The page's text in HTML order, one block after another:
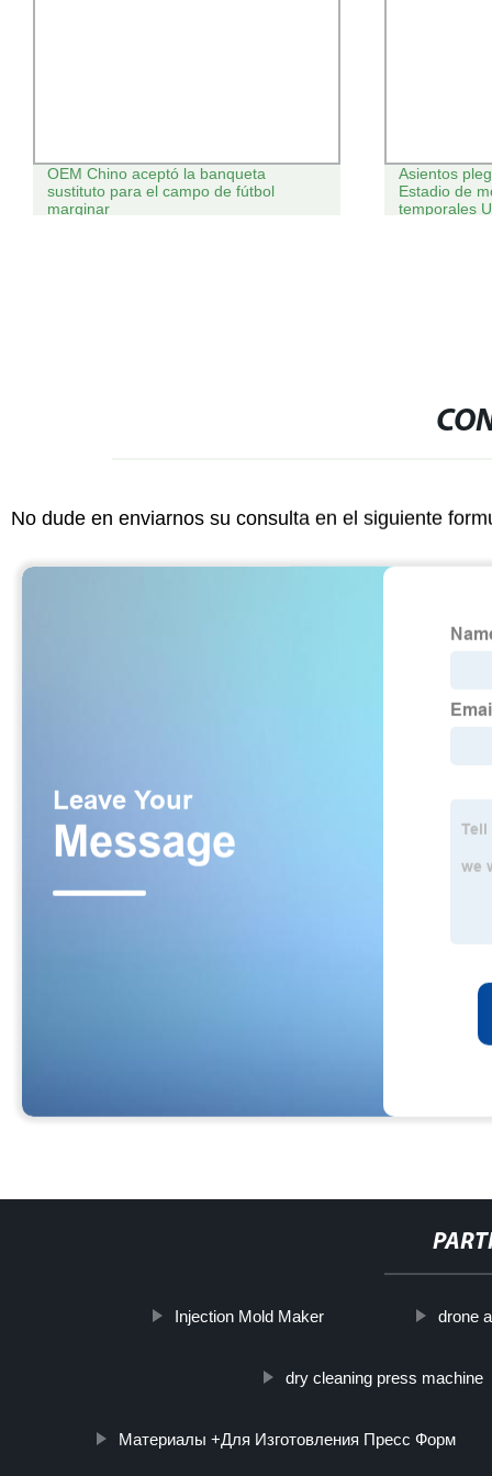
OEM Chino aceptó la banqueta
sustituto para el campo de fútbol
marginar
Asientos
Estadio de
temporales
No dude en enviarnos su consulta en el siguiente
Injection Mold Maker drone
dry cleaning press machine
Материалы +Для Изготовления Пресс Форм